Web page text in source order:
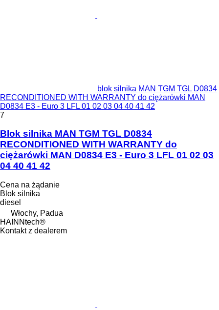
blok silnika MAN TGM TGL D0834
RECONDITIONED WITH WARRANTY do ciężarówki MAN
D0834 E3 - Euro 3 LFL 01 02 03 04 40 41 42
7
Blok silnika MAN TGM TGL D0834
RECONDITIONED WITH WARRANTY do
ciężarówki MAN D0834 E3 - Euro 3 LFL 01 02 03
04 40 41 42
Cena na żądanie
Blok silnika
diesel
Włochy, Padua
HAINNtech®
Kontakt z dealerem